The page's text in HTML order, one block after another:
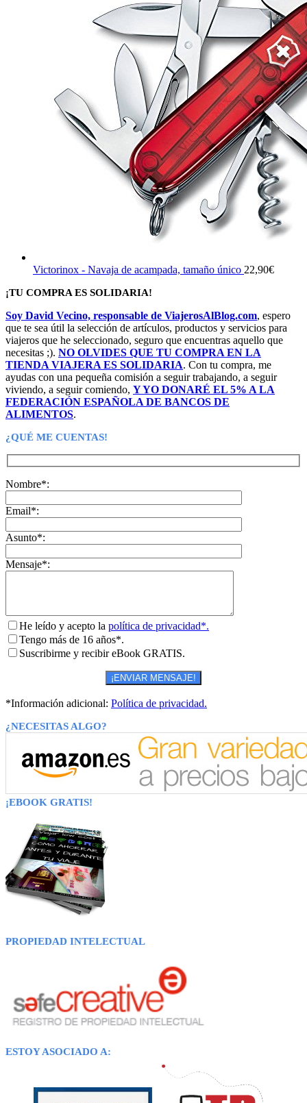
Victorinox - Navaja de acampada, tamaño único 22,90€
¡TU COMPRA ES SOLIDARIA!
Soy David Vecino, responsable de ViajerosAlBlog.com, espero
que te sea útil la selección de artículos, productos y servicios para
viajeros que he seleccionado, seguro que encuentras aquello que
necesitas ;). NO OLVIDES QUE TU COMPRA EN LA
TIENDA VIAJERA ES SOLIDARIA. Con tu compra, me
ayudas con una pequeña comisión a seguir trabajando, a seguir
viviendo, a seguir comiendo, Y YO DONARÉ EL 5% A LA
FEDERACIÓN ESPAÑOLA DE BANCOS DE
ALIMENTOS.
¿QUÉ ME CUENTAS!
Nombre*:
Email*:
Asunto*:
Mensaje*:
He leído y acepto la política de privacidad*.
Tengo más de 16 años*.
Suscribirme y recibir eBook GRATIS.
*Información adicional: Política de privacidad.
¿NECESITAS ALGO?
¡EBOOK GRATIS!
PROPIEDAD INTELECTUAL
ESTOY ASOCIADO A: